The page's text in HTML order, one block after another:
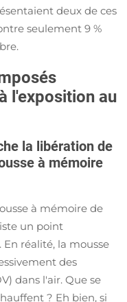
deux de ces
seulement 9 %
l'exposition au
la libération de
à mémoire
à mémoire de
un point
réalité, la mousse
des
dans l'air. Que se
? Eh bien, si